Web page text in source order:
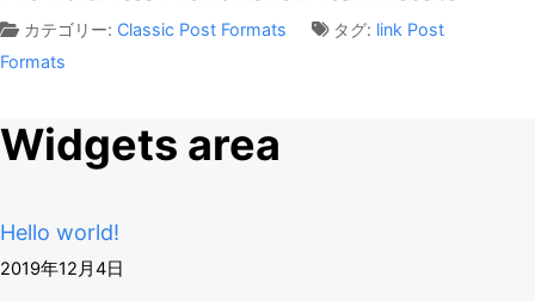
カテゴリー: Classic Post Formats タグ: link Post
Formats
Widgets area
Hello world!
2019年12月4日